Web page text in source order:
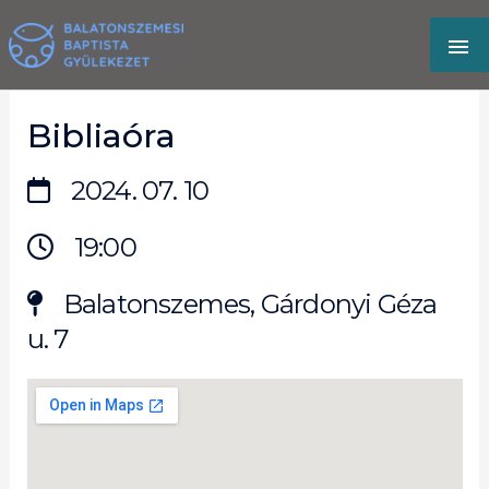
to
content
Bibliaóra
2024. 07. 10
19:00
Balatonszemes, Gárdonyi Géza
u. 7